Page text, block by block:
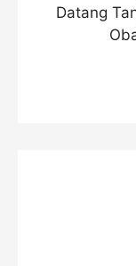
Datang